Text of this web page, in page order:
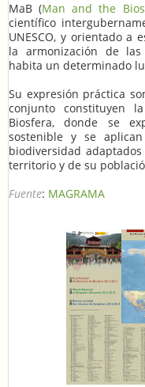
MaB (Man and the
científico
UNESCO, y orientado a
la armonización de
habita un determinado
Su expresión práctica
conjunto constituyen
Biosfera, donde se
sostenible y se
biodiversidad
territorio y de su
Fuente: MAGRAMA